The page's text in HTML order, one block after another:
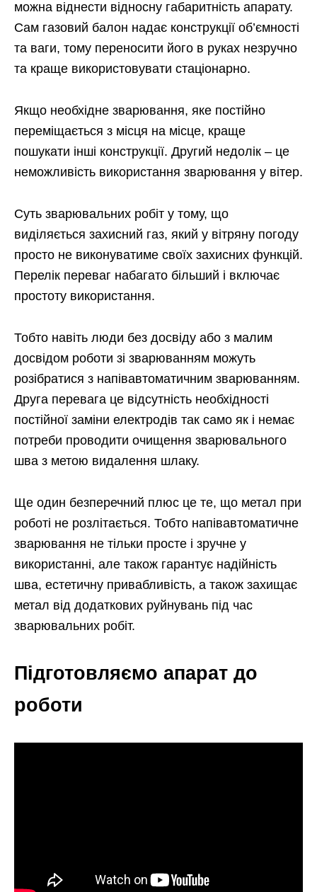
можна віднести відносну габаритність апарату.
Сам газовий балон надає конструкції об’ємності
та ваги, тому переносити його в руках незручно
та краще використовувати стаціонарно.
Якщо необхідне зварювання, яке постійно
переміщається з місця на місце, краще
пошукати інші конструкції. Другий недолік – це
неможливість використання зварювання у вітер.
Суть зварювальних робіт у тому, що
виділяється захисний газ, який у вітряну погоду
просто не виконуватиме своїх захисних функцій.
Перелік переваг набагато більший і включає
простоту використання.
Тобто навіть люди без досвіду або з малим
досвідом роботи зі зварюванням можуть
розібратися з напівавтоматичним зварюванням.
Друга перевага це відсутність необхідності
постійної заміни електродів так само як і немає
потреби проводити очищення зварювального
шва з метою видалення шлаку.
Ще один безперечний плюс це те, що метал при
роботі не розлітається. Тобто напівавтоматичне
зварювання не тільки просте і зручне у
використанні, але також гарантує надійність
шва, естетичну привабливість, а також захищає
метал від додаткових руйнувань під час
зварювальних робіт.
Підготовляємо апарат до
роботи